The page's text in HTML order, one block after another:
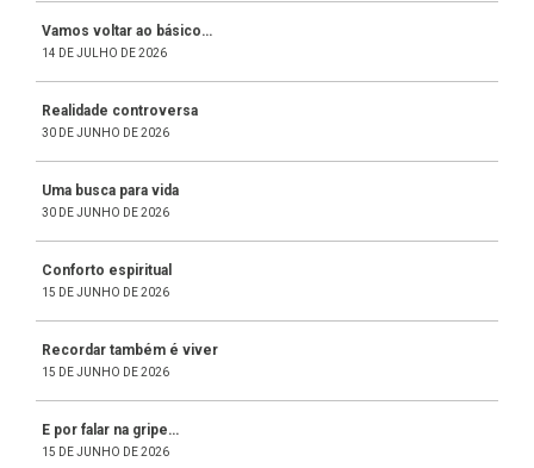
Vamos voltar ao básico…
14 DE JULHO DE 2026
Realidade controversa
30 DE JUNHO DE 2026
Uma busca para vida
30 DE JUNHO DE 2026
Conforto espiritual
15 DE JUNHO DE 2026
Recordar também é viver
15 DE JUNHO DE 2026
E por falar na gripe…
15 DE JUNHO DE 2026